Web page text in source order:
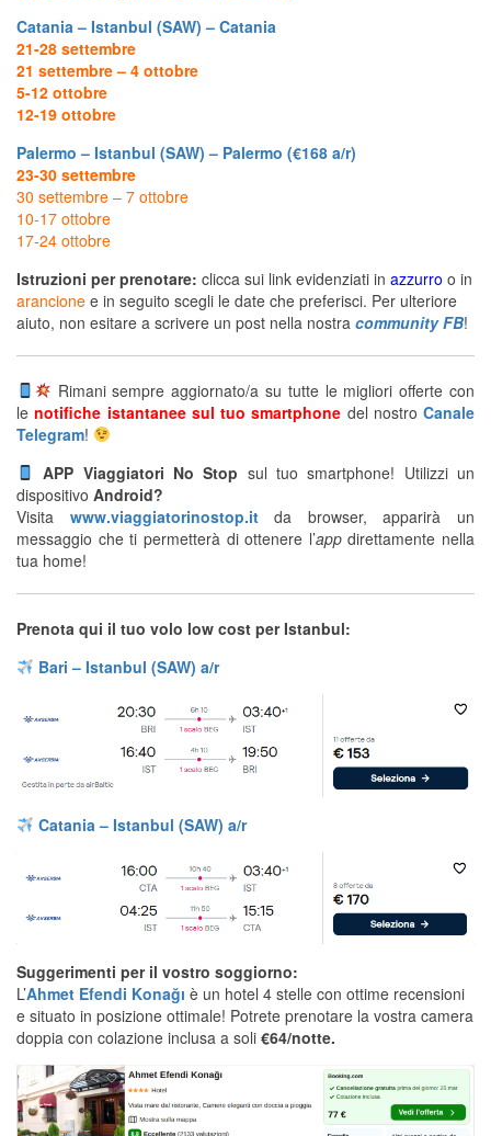
Catania – Istanbul (SAW) – Catania
21-28 settembre
21 settembre – 4 ottobre
5-12 ottobre
12-19 ottobre
Palermo – Istanbul (SAW) – Palermo (€168 a/r)
23-30 settembre
30 settembre – 7 ottobre
10-17 ottobre
17-24 ottobre
Istruzioni per prenotare: clicca sui link evidenziati in azzurro o in
arancione e in seguito scegli le date che preferisci. Per ulteriore
aiuto, non esitare a scrivere un post nella nostra community FB!
Rimani sempre aggiornato/a su tutte le migliori offerte con
lenotifiche istantanee sul tuo smartphone del nostro Canale
Telegram!
APP Viaggiatori No Stop sul tuo smartphone! Utilizzi un
dispositivo Android?
Visita www.viaggiatorinostop.itda browser, apparirà un
messaggio che ti permetterà di ottenere l’appdirettamente nella
tua home!
Prenota qui il tuo volo low cost per Istanbul:
Bari – Istanbul (SAW) a/r
Catania – Istanbul (SAW) a/r
Suggerimenti per il vostro soggiorno:
L’Ahmet Efendi Konağı è un hotel 4 stelle con ottime recensioni
e situato in posizione ottimale! Potrete prenotare la vostra camera
doppia con colazione inclusa a soli €64/notte.